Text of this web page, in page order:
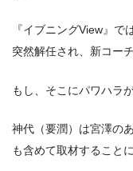
『イブニングView』
突然解任され、新コー
もし、そこにパワハラ
神代（要潤）は宮澤の
も含めて取材すること